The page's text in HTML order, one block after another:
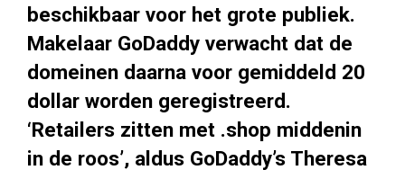
beschikbaar voor het grote publiek.
Makelaar GoDaddy verwacht dat de
domeinen daarna voor gemiddeld 20
dollar worden geregistreerd.
‘Retailers zitten met .shop middenin
in de roos’, aldus GoDaddy’s Theresa